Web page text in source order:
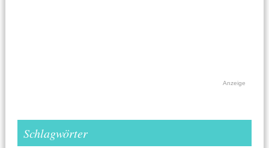
Anzeige
Schlagwörter